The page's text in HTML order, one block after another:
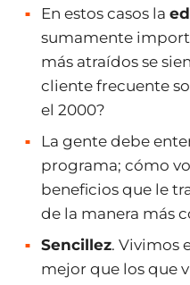
En estos casos la
sumamente
más atraídos se
cliente frecuente
el 2000?
La gente debe
programa; cómo
beneficios que le
de la manera más
Sencillez. Vivimos
mejor que los que